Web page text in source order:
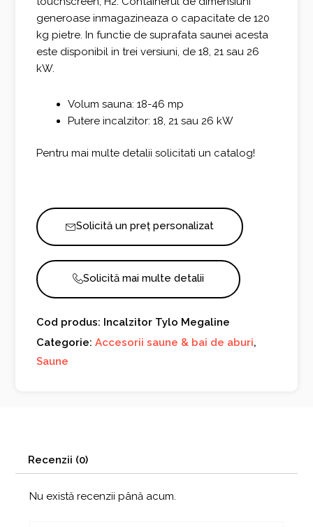
generoase inmagazineaza o capacitate de 120
kg pietre. In functie de suprafata saunei acesta
este disponibil in trei versiuni, de 18, 21 sau 26
kW.
Volum sauna: 18-46 mp
Putere incalzitor: 18, 21 sau 26 kW
Pentru mai multe detalii solicitati un catalog!
Solicită un preț personalizat
Solicită mai multe detalii
Cod produs: Incalzitor Tylo Megaline
Categorie:Accesorii saune & bai de aburi,
Saune
Recenzii (0)
Nu există recenzii până acum.